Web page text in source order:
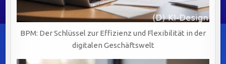
BPM: Der Schlüssel zur Effizienz und Flexibilität in der
digitalen Geschäftswelt